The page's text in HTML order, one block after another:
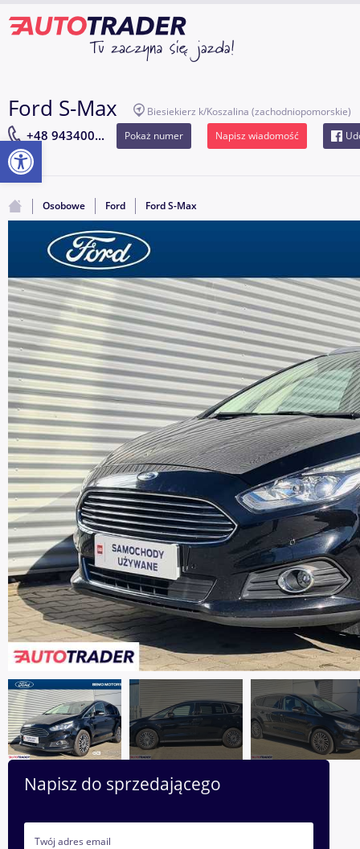
Ford S-Max Biesiekierz k/Koszalina (zachodniopomorskie)
+48 943400... Pokaż numer Napisz wiadomość
Osobowe Ford Ford S-Max
Napisz do sprzedającego
Twój adres email
Otwórz pasek narzędzi